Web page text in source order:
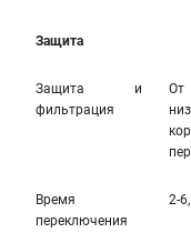
Защита
Защита и
фильтрация
Время
переключения
2-